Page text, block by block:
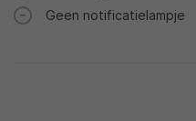
Geen notificatielampje